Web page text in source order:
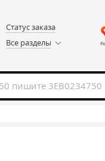
Статус заказа
Все разделы